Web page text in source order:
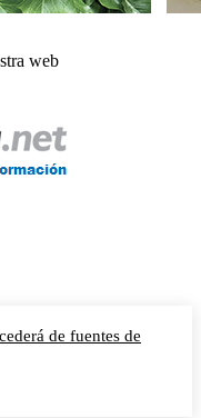
web
de fuentes de